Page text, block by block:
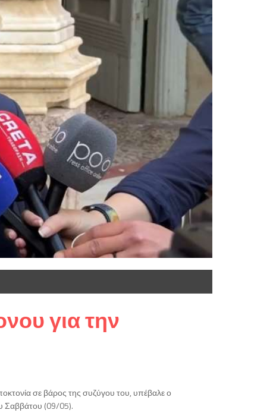
για την
σε βάρος της συζύγου του, υπέβαλε ο
Σαββάτου (09/05).